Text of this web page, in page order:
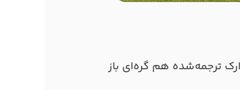
ترجمه‌شده هم گره‌ای باز